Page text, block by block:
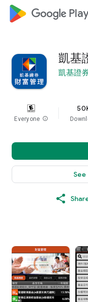
google_logo
凱基
凱基證
Everyone info
See